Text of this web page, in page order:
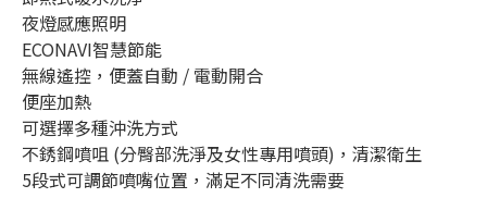
夜燈感應照明
ECONAVI智慧節能
無線遙控，便蓋自動 / 電動開合
便座加熱
可選擇多種沖洗方式
不銹鋼噴咀 (分臀部洗淨及女性專用噴頭)，清潔衛生
5段式可調節噴嘴位置，滿足不同清洗需要